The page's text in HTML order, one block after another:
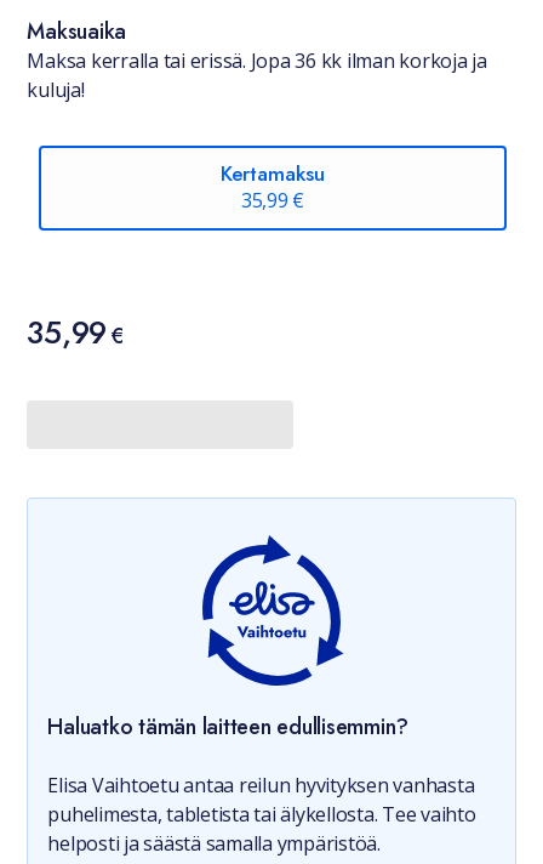
Maksuaika
Maksa kerralla tai erissä. Jopa 36 kk ilman korkoja ja
kuluja!
Kertamaksu
35,99 €
Hinta
35,99 €
35,99€
Haluatko tämän laitteen edullisemmin?
Elisa Vaihtoetu antaa reilun hyvityksen vanhasta
puhelimesta, tabletista tai älykellosta. Tee vaihto
helposti ja säästä samalla ympäristöä.